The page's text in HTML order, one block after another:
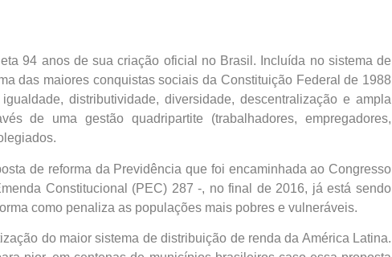
94 anos de sua criação oficial no Brasil. Incluída no sistema de
das maiores conquistas sociais da Constituição Federal de 1988
distributividade, diversidade, descentralização e ampla
de uma gestão quadripartite (trabalhadores, empregadores,
de reforma da Previdência que foi encaminhada ao Congresso
Constitucional (PEC) 287 -, no final de 2016, já está sendo
como penaliza as populações mais pobres e vulneráveis.
do maior sistema de distribuição de renda da América Latina.